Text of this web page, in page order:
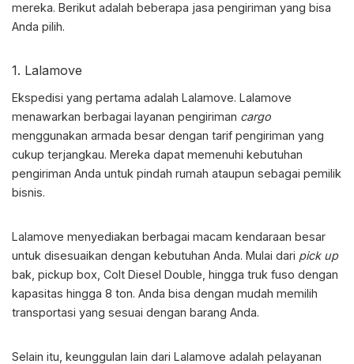
mereka. Berikut adalah beberapa jasa pengiriman yang bisa
Anda pilih.
1. Lalamove
Ekspedisi yang pertama adalah Lalamove. Lalamove
menawarkan berbagai layanan pengiriman cargo
menggunakan armada besar dengan tarif pengiriman yang
cukup terjangkau. Mereka dapat memenuhi kebutuhan
pengiriman Anda untuk pindah rumah ataupun sebagai pemilik
bisnis.
Lalamove menyediakan berbagai macam kendaraan besar
untuk disesuaikan dengan kebutuhan Anda. Mulai dari pick up
bak, pickup box, Colt Diesel Double, hingga truk fuso dengan
kapasitas hingga 8 ton. Anda bisa dengan mudah memilih
transportasi yang sesuai dengan barang Anda.
Selain itu, keunggulan lain dari Lalamove adalah pelayanan